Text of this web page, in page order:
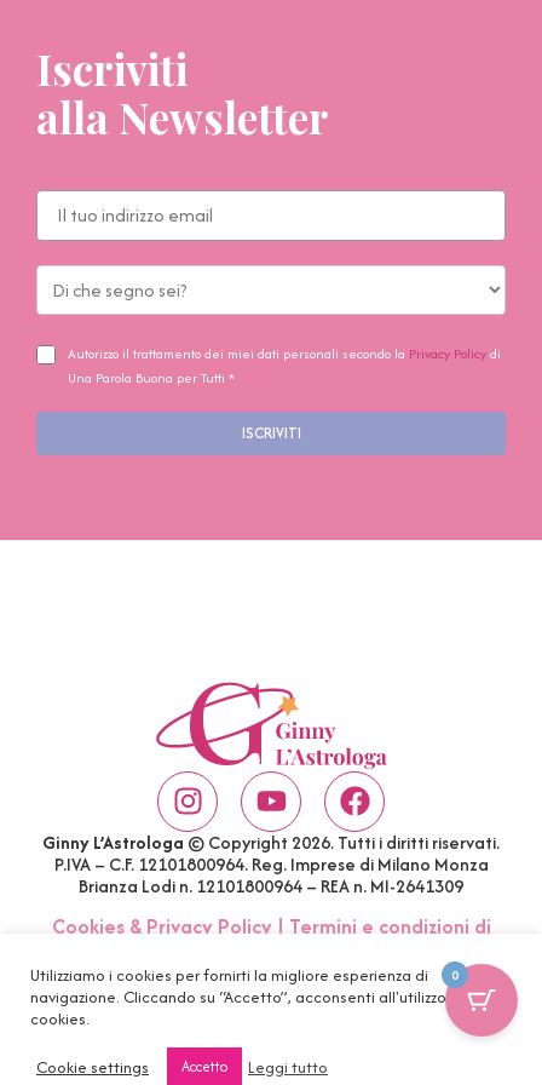
Iscriviti
alla Newsletter
Autorizzo il trattamento dei miei dati personali secondo la Privacy Policydi
Una Parola Buona per Tutti *
ISCRIVITI
Ginny L’Astrologa © Copyright 2026. Tutti i diritti riservati.
P.IVA – C.F. 12101800964. Reg. Imprese di Milano Monza
Brianza Lodi n. 12101800964 – REA n. MI-2641309
Cookies & Privacy Policy| Termini e condizioni di
Utilizziamo i cookies per fornirti la migliore esperienza di
navigazione. Cliccando su “Accetto”, acconsenti all'utilizzo di tutti i
cookies.
Cookie settings
Accetto Leggi tutto
0